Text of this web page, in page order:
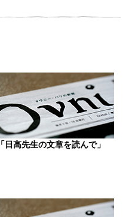
「日高先生の文章を読んで」